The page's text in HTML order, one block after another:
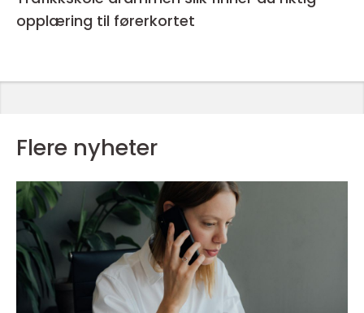
opplæring til førerkortet
Flere nyheter